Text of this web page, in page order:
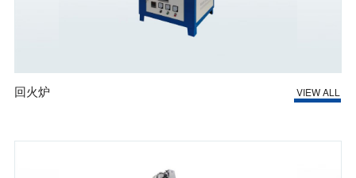
回火炉 VIEW ALL